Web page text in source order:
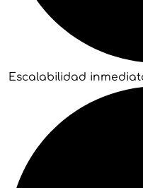
Escalabilidad